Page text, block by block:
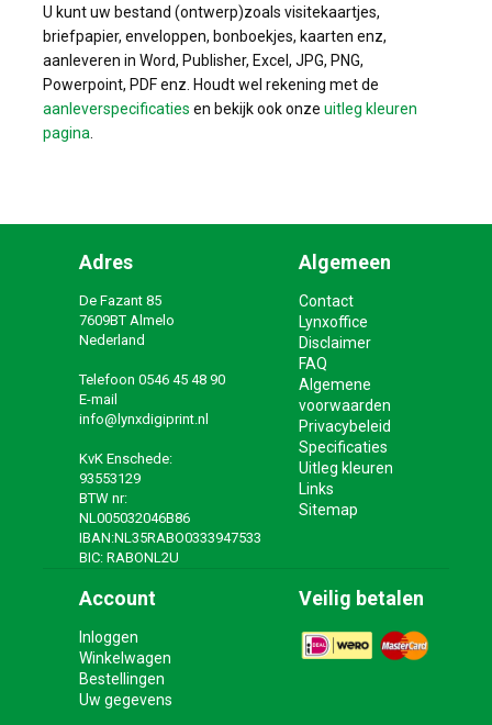
U kunt uw bestand (ontwerp)zoals visitekaartjes,
briefpapier, enveloppen, bonboekjes, kaarten enz,
aanleveren in Word, Publisher, Excel, JPG, PNG,
Powerpoint, PDF enz. Houdt wel rekening met de
aanleverspecificaties en bekijk ook onze uitleg kleuren
pagina
Adres
De Fazant 85
7609BT Almelo
Nederland
Telefoon 0546 45 48 90
E-mail
info@lynxdigiprint.nl
KvK Enschede:
93553129
BTW nr:
NL005032046B86
IBAN:NL35RABO0333947533
BIC: RABONL2U
Algemeen
Contact
Lynxoffice
Disclaimer
FAQ
Algemene
voorwaarden
Privacybeleid
Specificaties
Uitleg kleuren
Links
Sitemap
Account
Inloggen
Winkelwagen
Bestellingen
Uw gegevens
Veilig betalen